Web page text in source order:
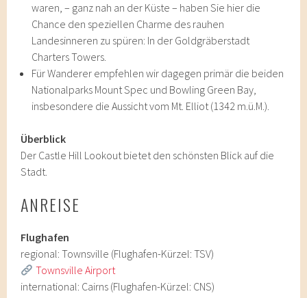
waren, – ganz nah an der Küste – haben Sie hier die
Chance den speziellen Charme des rauhen
Landesinneren zu spüren: In der Goldgräberstadt
Charters Towers.
Für Wanderer empfehlen wir dagegen primär die beiden
Nationalparks Mount Spec und Bowling Green Bay,
insbesondere die Aussicht vom Mt. Elliot (1342 m.ü.M.).
Überblick
Der Castle Hill Lookout bietet den schönsten Blick auf die
Stadt.
ANREISE
Flughafen
regional: Townsville (Flughafen-Kürzel: TSV)
Townsville Airport
international: Cairns (Flughafen-Kürzel: CNS)